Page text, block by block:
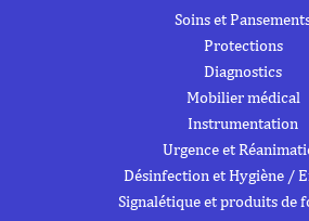
Soins et
Protections
Diagnostics
Mobilier médical
Instrumentation
Urgence et
Désinfection et Hygiène /
Signalétique et produits de